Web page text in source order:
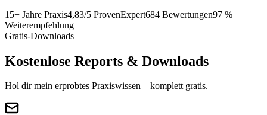
15+ Jahre Praxis4,83/5 ProvenExpert684 Bewertungen97 %
Weiterempfehlung
Gratis-Downloads
Kostenlose Reports & Downloads
Hol dir mein erprobtes Praxiswissen – komplett gratis.